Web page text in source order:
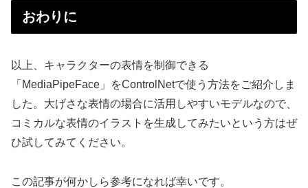
おわりに
以上、キャラクターの表情を制御できる
「MediaPipeFace」をControlNetで使う方法をご紹介しま
した。大げさな表情の場合に活用しやすいモデルなので、
コミカルな表情のイラストを生成してみたいという方はぜ
ひ試してみてください。
この記事が何かしら参考になれば幸いです。